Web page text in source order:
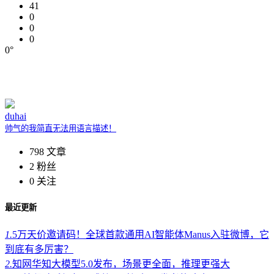
41
0
0
0
0°
duhai
帅气的我简直无法用语言描述！
798 文章
2 粉丝
0 关注
最近更新
1.5万天价邀请码！全球首款通用AI智能体Manus入驻微博，它
到底有多厉害？
2.知网华知大模型5.0发布，场景更全面，推理更强大